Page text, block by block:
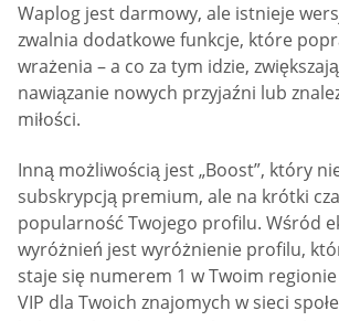
Waplog jest darmowy, ale istnieje
zwalnia dodatkowe funkcje, które
wrażenia – a co za tym idzie,
nawiązanie nowych przyjaźni lub
miłości.
Inną możliwością jest „Boost”, który
subskrypcją premium, ale na krótki
popularność Twojego profilu. Wśród
wyróżnień jest wyróżnienie profilu,
staje się numerem 1 w Twoim
VIP dla Twoich znajomych w sieci